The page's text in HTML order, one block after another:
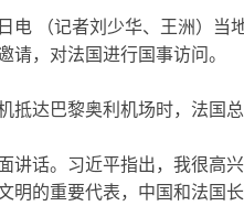
（记者刘少华、王洲）当
请，对法国进行国事访问。
达巴黎奥利机场时，法国总
话。习近平指出，我很高兴
明的重要代表，中国和法国